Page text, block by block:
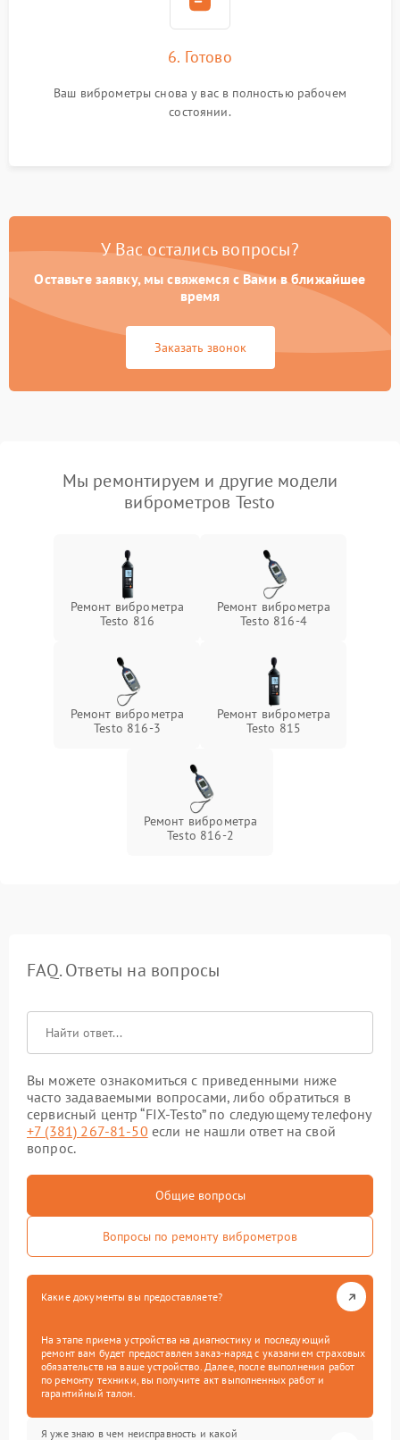
6. Готово
Ваш виброметры снова у вас в полностью рабочем
состоянии.
У Вас остались вопросы?
Оставьте заявку, мы свяжемся с Вами в ближайшее
время
Заказать звонок
Мы ремонтируем и другие модели
виброметров Testo
Ремонт виброметра
Testo 816
Ремонт виброметра
Testo 816-4
Ремонт виброметра
Testo 816-3
Ремонт виброметра
Testo 815
Ремонт виброметра
Testo 816-2
FAQ. Ответы на вопросы
Вы можете ознакомиться с приведенными ниже
часто задаваемыми вопросами, либо обратиться в
сервисный центр “FIX-Testo” по следующему телефону
+7 (381) 267-81-50 если не нашли ответ на свой
вопрос.
Общие вопросы
Вопросы по ремонту виброметров
Какие документы вы предоставляете?
На этапе приема устройства на диагностику и последующий
ремонт вам будет предоставлен заказ-наряд с указанием страховых
обязательств на ваше устройство. Далее, после выполнения работ
по ремонту техники, вы получите акт выполненных работ и
гарантийный талон.
Я уже знаю в чем неисправность и какой